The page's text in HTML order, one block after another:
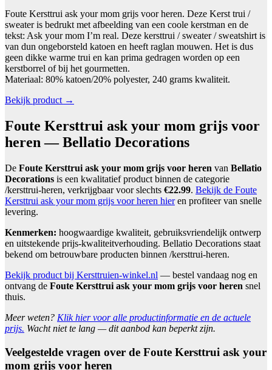
Foute Kersttrui ask your mom grijs voor heren. Deze Kerst trui /
sweater is bedrukt met afbeelding van een coole kerstman en de
tekst: Ask your mom I’m real. Deze kersttrui / sweater / sweatshirt is
van dun ongeborsteld katoen en heeft raglan mouwen. Het is dus
geen dikke warme trui en kan prima gedragen worden op een
kerstborrel of bij het gourmetten.
Materiaal: 80% katoen/20% polyester, 240 grams kwaliteit.
Bekijk product →
Foute Kersttrui ask your mom grijs voor
heren — Bellatio Decorations
De Foute Kersttrui ask your mom grijs voor heren van Bellatio
Decorations is een kwalitatief product binnen de categorie
/kersttrui-heren, verkrijgbaar voor slechts €22.99. Bekijk de Foute
Kersttrui ask your mom grijs voor heren hieren profiteer van snelle
levering.
Kenmerken: hoogwaardige kwaliteit, gebruiksvriendelijk ontwerp
en uitstekende prijs-kwaliteitverhouding. Bellatio Decorations staat
bekend om betrouwbare producten binnen /kersttrui-heren.
Bekijk product bij Kersttruien-winkel.nl — bestel vandaag nog en
ontvang de Foute Kersttrui ask your mom grijs voor heren snel
thuis.
Meer weten? Klik hier voor alle productinformatie en de actuele
prijs. Wacht niet te lang — dit aanbod kan beperkt zijn.
Veelgestelde vragen over de Foute Kersttrui ask your
mom grijs voor heren